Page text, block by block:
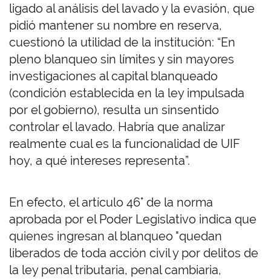
ligado al análisis del lavado y la evasión, que
pidió mantener su nombre en reserva,
cuestionó la utilidad de la institución: “En
pleno blanqueo sin límites y sin mayores
investigaciones al capital blanqueado
(condición establecida en la ley impulsada
por el gobierno), resulta un sinsentido
controlar el lavado. Habría que analizar
realmente cual es la funcionalidad de UIF
hoy, a qué intereses representa”.
En efecto, el artículo 46° de la norma
aprobada por el Poder Legislativo indica que
quienes ingresan al blanqueo "quedan
liberados de toda acción civil y por delitos de
la ley penal tributaria, penal cambiaria,